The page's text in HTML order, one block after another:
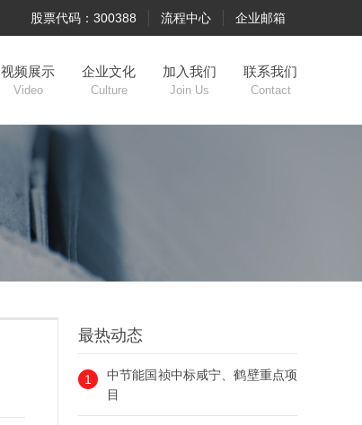
企业邮箱
流程中心
股票代码：300388
视频展示
Video
企业文化
Culture
加入我们
Join Us
联系我们
Contact
最热动态
1
中节能国祯中标咸宁、鹤壁重点项
目